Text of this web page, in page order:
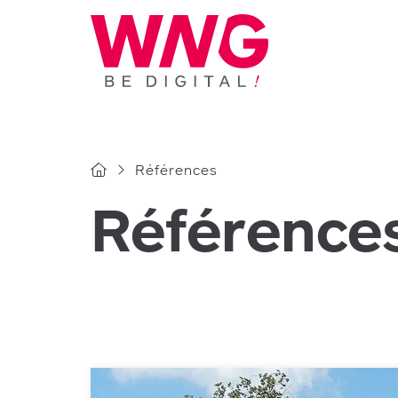
Références
Cookies management panel